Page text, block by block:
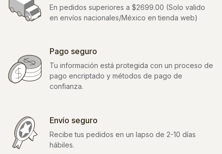
En pedidos superiores a $2699.00 (Solo valido
en envíos nacionales/México en tienda web)
Pago seguro
Tu información está protegida con un proceso de
pago encriptado y métodos de pago de
confianza.
Envío seguro
Recibe tus pedidos en un lapso de 2-10 días
hábiles.